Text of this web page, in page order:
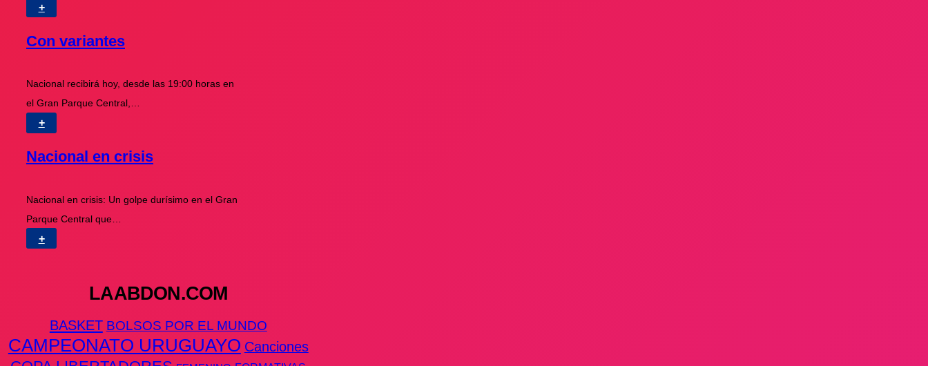
+
Con variantes
Nacional recibirá hoy, desde las 19:00 horas en
el Gran Parque Central,…
+
Nacional en crisis
Nacional en crisis: Un golpe durísimo en el Gran
Parque Central que…
+
LAABDON.COM
BASKET BOLSOS POR EL MUNDO
CAMPEONATO URUGUAYO Canciones